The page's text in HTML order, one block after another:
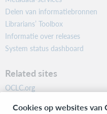
Delen van informatiebronnen
Librarians’ Toolbox
Informatie over releases
System status dashboard
Related sites
OCLC.org
Cookies op websites van